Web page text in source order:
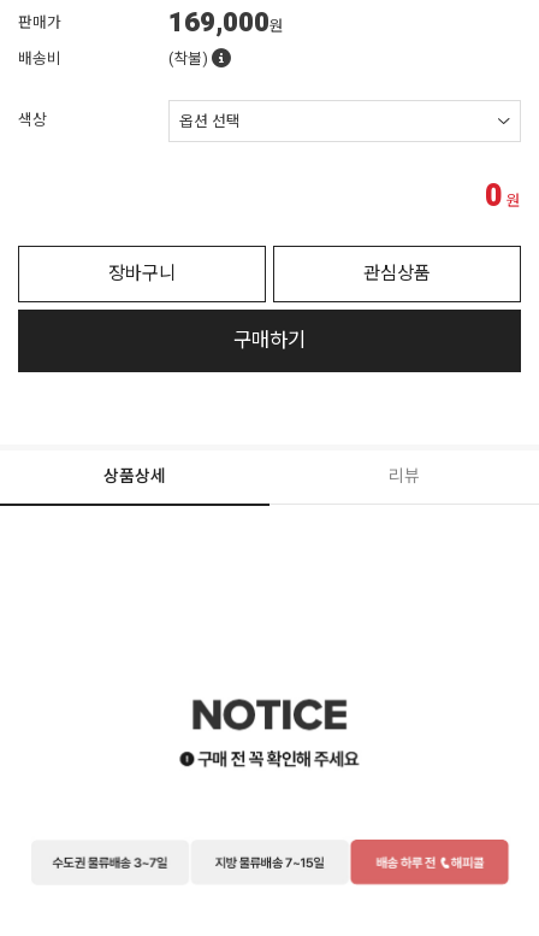
판매가 169,000원
배송비
(착불)
색상
0 원
장바구니 관심상품
구매하기
상품상세 리뷰